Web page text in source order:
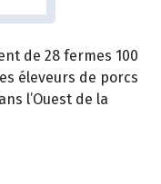
de 28 fermes 100
éleveurs de porcs
l’Ouest de la